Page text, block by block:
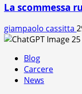
La scommessa
giampaolo cassitta
Blog
Carcere
News